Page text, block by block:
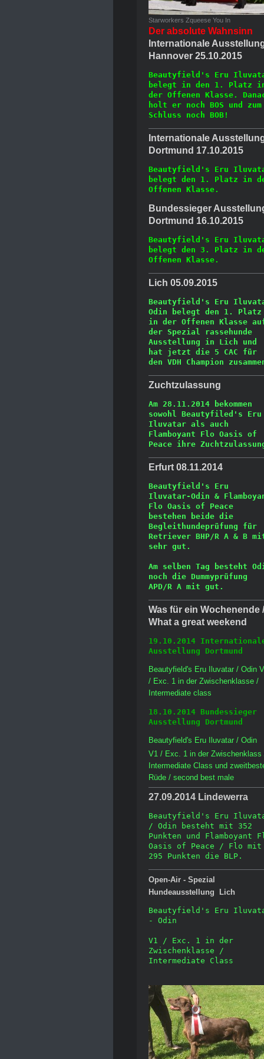
Starworkers Zqueese You In
Der absolute Wahnsinn
Internationale
Hannover 25.10.2015
Beautyfield's Eru
belegt in den 1. Platz
der Offenen Klasse.
holt er noch BOS und zum
Schluss noch BOB!
Internationale
Dortmund 17.10.2015
Beautyfield's Eru
belegt den 1. Platz in
Offenen Klasse.
Bundessieger
Dortmund 16.10.2015
Beautyfield's Eru
belegt den 3. Platz in
Offenen Klasse.
Lich 05.09.2015
Beautyfield's Eru
Odin belegt den 1. Platz
in der Offenen Klasse
der Spezial rassehunde
Ausstellung in Lich und
hat jetzt die 5 CAC für
den VDH Champion
Zuchtzulassung
Am 28.11.2014 bekommen
sowohl Beautyfiled's Eru
Iluvatar als auch
Flamboyant Flo Oasis of
Peace ihre
Erfurt 08.11.2014
Beautyfield's Eru
Iluvatar-Odin &
Flo Oasis of Peace
bestehen beide die
Begleithundeprüfung für
Retriever BHP/R A & B
sehr gut.
Am selben Tag besteht
noch die Dummyprüfung
APD/R A mit gut.
Was für ein Wochenende /
What a great weekend
19.10.2014
Ausstellung Dortmund
Beautyfield's Eru Iluvatar / Odin
/ Exc. 1 in der Zwischenklasse /
Intermediate class
18.10.2014 Bundessieger
Ausstellung Dortmund
Beautyfield's Eru Iluvatar / Odin
V1 / Exc. 1 in der Zwischenklass
Intermediate Class und
Rüde / second best male
27.09.2014 Lindewerra
Beautyfield's Eru
/ Odin besteht mit 352
Punkten und Flamboyant
Oasis of Peace / Flo mit
295 Punkten die BLP.
Open-Air - Spezial
Hundeausstellung Lich
Beautyfield's Eru
- Odin
V1 / Exc. 1 in der
Zwischenklasse /
Intermediate Class